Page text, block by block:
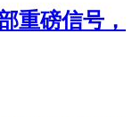
重磅信号，